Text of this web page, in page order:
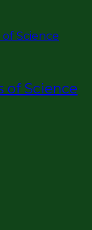
of Science